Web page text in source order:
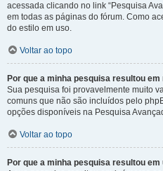
acessada clicando no link “Pesquisa
em todas as páginas do fórum. Como
do estilo em uso.
Voltar ao topo
Por que a minha pesquisa resultou
Sua pesquisa foi provavelmente muito
comuns que não são incluídos pelo
opções disponíveis na Pesquisa
Voltar ao topo
Por que a minha pesquisa resultou